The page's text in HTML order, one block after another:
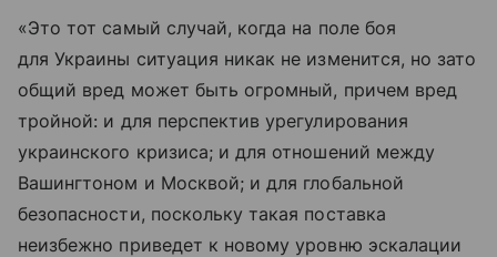
«Это тот самый случай, когда на поле боя
для Украины ситуация никак не изменится, но зато
общий вред может быть огромный, причем вред
тройной: и для перспектив урегулирования
украинского кризиса; и для отношений между
Вашингтоном и Москвой; и для глобальной
безопасности, поскольку такая поставка
неизбежно приведет к новому уровню эскалации